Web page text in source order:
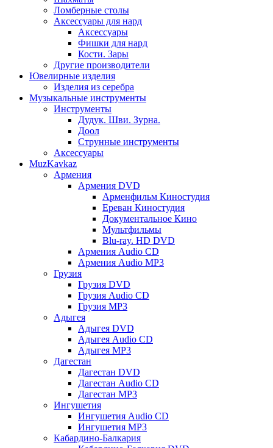
Ломберные столы
Аксессуары для нард
Аксессуары
Фишки для нард
Кости. Зары
Другие производители
Ювелирные изделия
Изделия из серебра
Музыкальные инструменты
Инструменты
Дудук. Шви. Зурна.
Доол
Струнные инструменты
Аксессуары
MuzKavkaz
Армения
Армения DVD
Арменфильм Киностудия
Ереван Киностудия
Документальное Кино
Мультфильмы
Blu-ray. HD DVD
Армения Audio CD
Армения Audio MP3
Грузия
Грузия DVD
Грузия Audio CD
Грузия MP3
Адыгея
Адыгея DVD
Адыгея Audio CD
Адыгея MP3
Дагестан
Дагестан DVD
Дагестан Audio CD
Дагестан MP3
Ингушетия
Ингушетия Audio CD
Ингушетия MP3
Кабардино-Балкария